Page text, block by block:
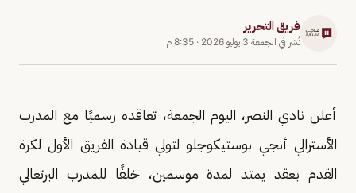
فريق التحرير
نُشر في الجمعة 3 يوليو 2026 · 8:35 م
أعلن نادي النصر، اليوم الجمعة، تعاقده رسميًا مع المدرب
الأسترالي أنجي بوستيكوجلو لتولي قيادة الفريق الأول لكرة
القدم بعقد يمتد لمدة موسمين، خلفًا للمدرب البرتغالي